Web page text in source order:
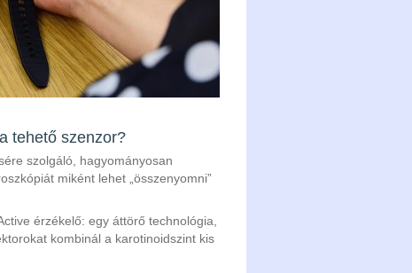
tehető szenzor?
szolgáló, hagyományosan
miként lehet „összenyomni”
érzékelő: egy áttörő technológia,
kombinál a karotinoidszint kis